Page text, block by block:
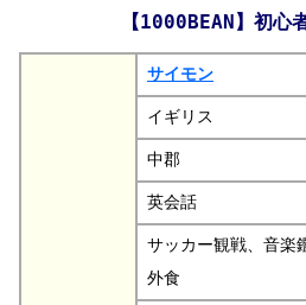
【1000BEAN】初心
サイモン
イギリス
中郡
英会話
サッカー観戦、音楽
外食